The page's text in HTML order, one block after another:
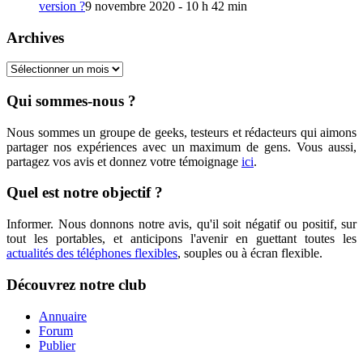
version ?9 novembre 2020 - 10 h 42 min
Archives
Archives
Qui sommes-nous ?
Nous sommes un groupe de geeks, testeurs et rédacteurs qui aimons
partager nos expériences avec un maximum de gens. Vous aussi,
partagez vos avis et donnez votre témoignage ici.
Quel est notre objectif ?
Informer. Nous donnons notre avis, qu'il soit négatif ou positif, sur
tout les portables, et anticipons l'avenir en guettant toutes les
actualités des téléphones flexibles, souples ou à écran flexible.
Découvrez notre club
Annuaire
Forum
Publier